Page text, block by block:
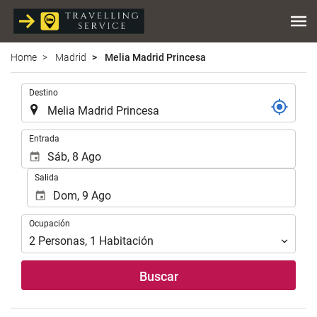
Home Madrid Melia Madrid Princesa
Introduzca
lugar
de
destino
en
que
realizar
búsqueda
de
Destino
Introduzca
las
fechas
inicio
fin
para
realizar
Entrada
Salida
Ocupación
Ocupación
2 Personas, 1 Habitación
Buscar